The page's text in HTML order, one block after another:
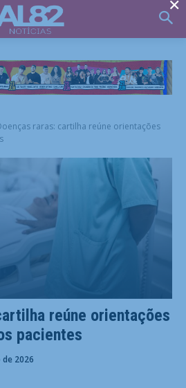
raras: cartilha reúne orientações
reúne orientações
pacientes
de 2026